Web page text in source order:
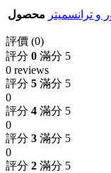
محصول و ترانسمیتر
評價 (0)
評分 0 滿分 5
0 reviews
評分 5 滿分 5
0
評分 4 滿分 5
0
評分 3 滿分 5
0
評分 2 滿分 5